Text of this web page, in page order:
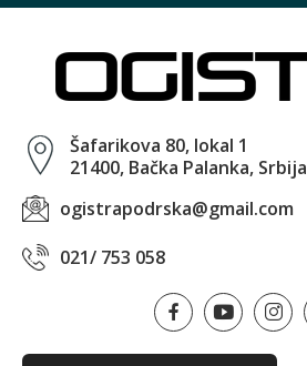
Šafarikova 80, lokal 1
21400, Bačka Palanka, Srbija
ogistrapodrska@gmail.com
021/ 753 058